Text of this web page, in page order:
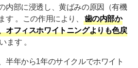
内部に浸透し、黄ばみの原因（有機
す 。この作用により、
歯の内部か
オフィスホワイトニングよりも色戻
ます 。
半年から1年のサイクルでホワイト